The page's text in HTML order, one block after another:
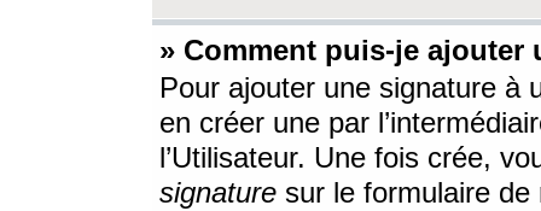
» Comment puis-je ajouter
Pour ajouter une signature à
en créer une par
l’Utilisateur. Une fois crée,
signature sur le formulaire de